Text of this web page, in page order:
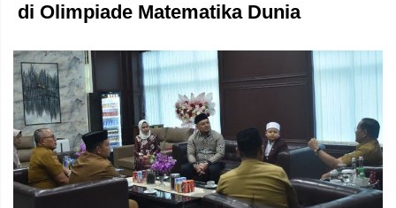
di Olimpiade Matematika Dunia